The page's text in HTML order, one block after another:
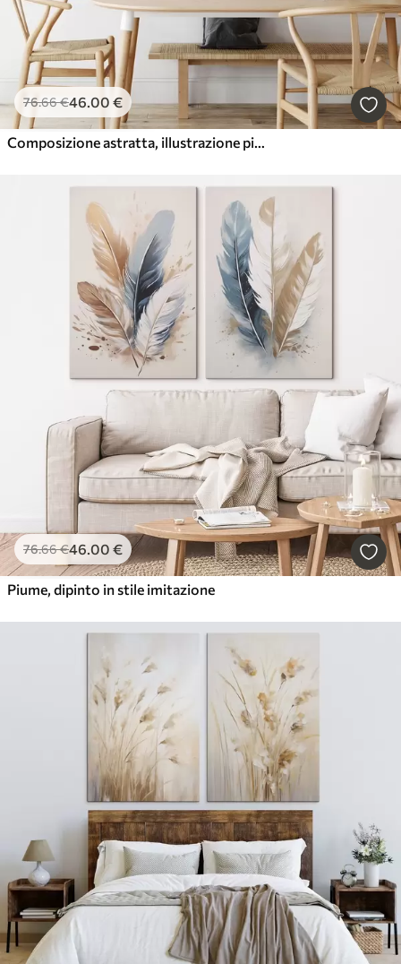
76.66€46.00 €
Composizione astratta, illustrazione piatta
76.66€46.00 €
Piume, dipinto in stile imitazione